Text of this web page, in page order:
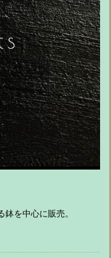
を中心に販売。